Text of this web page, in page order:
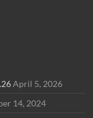
April 5, 2026
14, 2024